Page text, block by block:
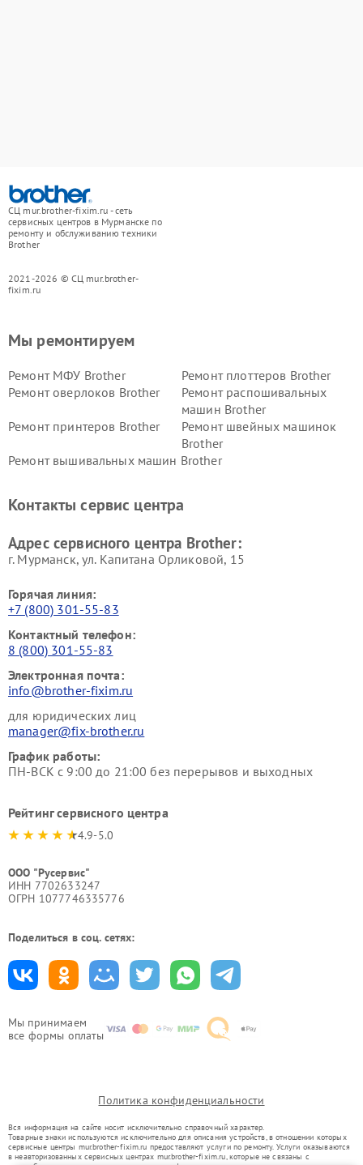
СЦ mur.brother-fixim.ru - сеть
сервисных центров в Мурманске по
ремонту и обслуживанию техники
Brother
2021-2026 © СЦ mur.brother-
fixim.ru
Мы принимаем
все формы оплаты
Мы ремонтируем
Ремонт МФУ Brother
Ремонт плоттеров Brother
Ремонт оверлоков Brother
Ремонт распошивальных
машин Brother
Ремонт принтеров Brother
Ремонт швейных машинок
Brother
Ремонт вышивальных машин Brother
Контакты сервис центра
Адрес сервисного центра Brother:
г. Мурманск, ул. Капитана Орликовой, 15
Горячая линия:
+7 (800) 301-55-83
Контактный телефон:
8 (800) 301-55-83
Электронная почта:
info@brother-fixim.ru
для юридических лиц
manager@fix-brother.ru
График работы:
ПН-ВСК с 9:00 до 21:00 без перерывов и выходных
Рейтинг сервисного центра
4.9-5.0
ООО "Русервис"
ИНН 7702633247
ОГРН 1077746335776
Поделиться в соц. сетях:
Политика конфиденциальности
Вся информация на сайте носит исключительно справочный характер.
Товарные знаки используются исключительно для описания устройств, в отношении которых
сервисные центры mur.brother-fixim.ru предоставляют услуги по ремонту. Услуги оказываются
в неавторизованных сервисных центрах mur.brother-fixim.ru, которые не связаны с